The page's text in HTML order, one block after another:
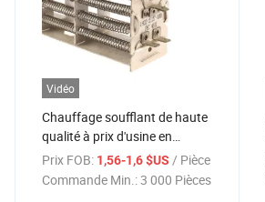
Vidéo
Chauffage soufflant de haute
qualité à prix d'usine en
promotion
Prix FOB: 1,56-1,6 $US / Pièce
Commande Min.:3 000 Pièces